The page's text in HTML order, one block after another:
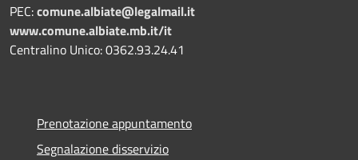
PEC:comune.albiate@legalmail.it
www.comune.albiate.mb.it/it
Centralino Unico: 0362.93.24.41
Prenotazione appuntamento
Segnalazione disservizio